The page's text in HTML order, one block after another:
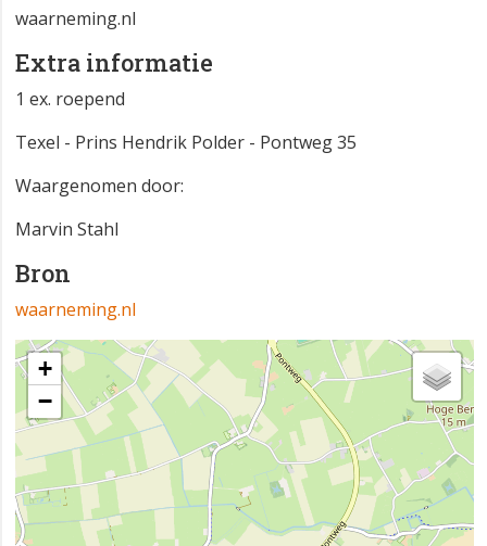
waarneming.nl
Extra informatie
1 ex. roepend
Texel - Prins Hendrik Polder - Pontweg 35
Waargenomen door:
Marvin Stahl
Bron
waarneming.nl
+
−